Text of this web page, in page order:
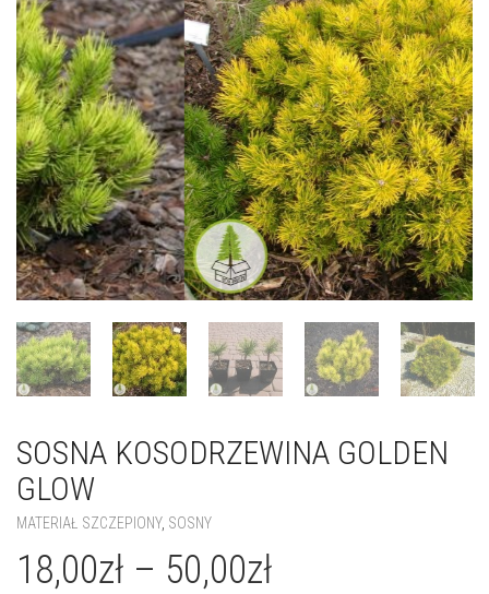
SOSNA KOSODRZEWINA GOLDEN
GLOW
MATERIAŁ SZCZEPIONY, SOSNY
18,00zł – 50,00zł